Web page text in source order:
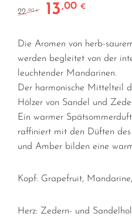
22 ,90€ Ursprünglicher Preis
13,00€
Die Aromen von herb-
werden begleitet von der
leuchtender Mandarinen.
Der harmonische Mittelteil
Hölzer von Sandel und
Ein warmer
raffiniert mit den Düften
und Amber bilden eine
Kopf: Grapefruit,
Herz: Zedern- und